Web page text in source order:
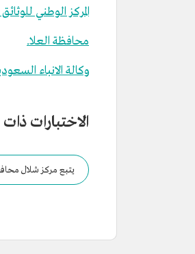
المركز الوطني
محافظة العلا.
وكالة الانباء
الاختبارات
يتبع مركز شلال